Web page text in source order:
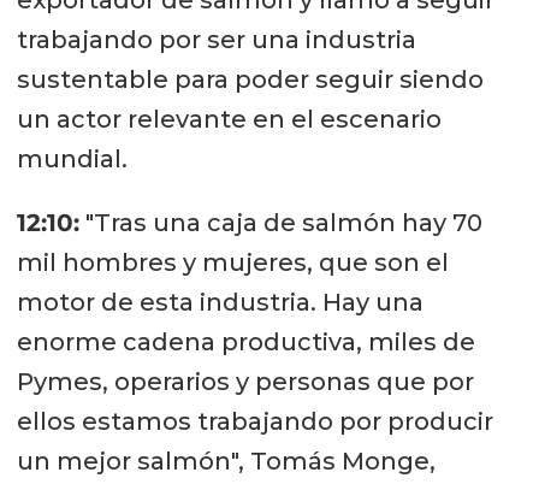
trabajando por ser una industria
sustentable para poder seguir siendo
un actor relevante en el escenario
mundial.
12:10:"Tras una caja de salmón hay 70
mil hombres y mujeres, que son el
motor de esta industria. Hay una
enorme cadena productiva, miles de
Pymes, operarios y personas que por
ellos estamos trabajando por producir
un mejor salmón", Tomás Monge,